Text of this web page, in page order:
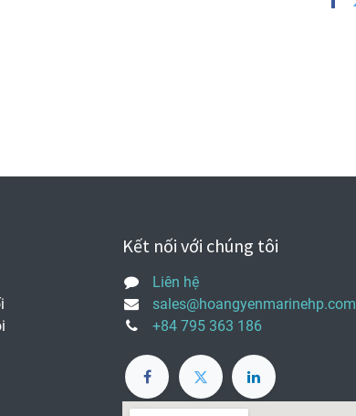
Kết nối với chúng tôi
Liên hệ
sales@hoangyenmarinehp.com
+84 795 363 186